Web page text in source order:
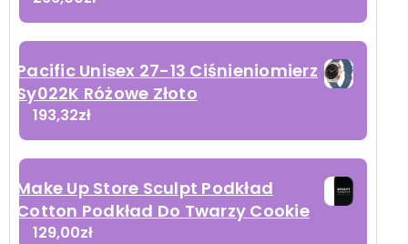
Pacific Unisex 27-13 Ciśnieniomierz
Sy022K Różowe Złoto
193,32zł
Make Up Store Sculpt Podkład
Cotton Podkład Do Twarzy Cookie
129,00zł